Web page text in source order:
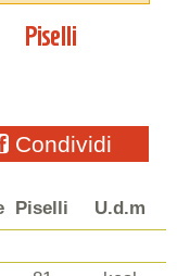
Piselli
Condividi
Piselli
U.d.m